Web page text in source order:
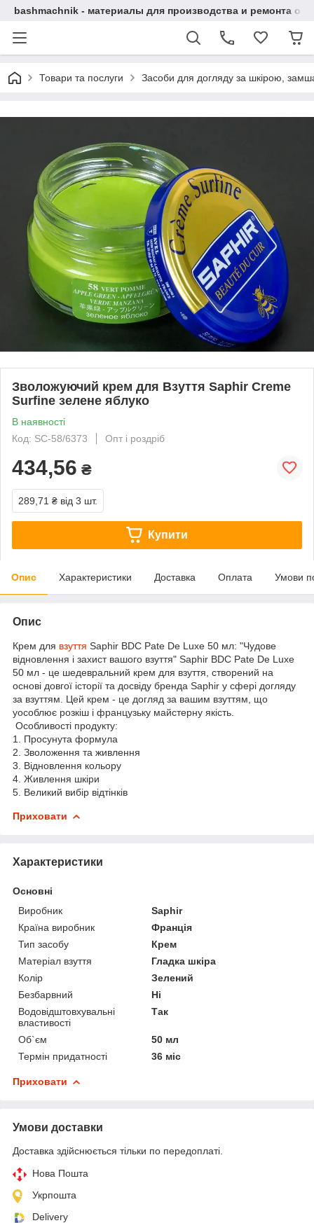
bashmachnik - материалы для производства и ремонта
Товари та послуги Засоби для догляду за шкірою,
Зволожуючий крем для Взуття Saphir Creme
Surfine зелене яблуко
В наявності
Код: SC-58/6373
Опт і роздріб
434,56 ₴
289,71 ₴ від 3 шт.
Купити
Опис Характеристики Доставка Оплата Умови
Опис
Крем для взуття Saphir BDC Pate De Luxe 50 мл: "Чудове
відновлення і захист вашого взуття" Saphir BDC Pate De Luxe
50 мл - це шедевральний крем для взуття, створений на
основі довгої історії та досвіду бренда Saphir у сфері догляду
за взуттям. Цей крем - це догляд за вашим взуттям, що
уособлює розкіш і французьку майстерну якість.
Особливості продукту:
1. Просунута формула
2. Зволоження та живлення
3. Відновлення кольору
4. Живлення шкіри
5. Великий вибір відтінків
Приховати
Характеристики
Основні
Виробник
Saphir
Країна виробник
Франція
Тип засобу
Крем
Матеріал взуття
Гладка шкіра
Колір
Зелений
Безбарвний
Ні
Водовідштовхувальні
властивості
Так
Об`єм
50 мл
Термін придатності
36 міс
Приховати
Умови доставки
Доставка здійснюється тільки по передоплаті.
Нова Пошта
Укрпошта
Delivery